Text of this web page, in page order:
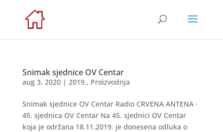
Snimak sjednice OV Centar
aug 3, 2020| 2019., Proizvodnja
Snimak sjednice OV Centar Radio CRVENA ANTENA ·
45. sjednica OV Centar Na 45. sjednici OV Centar
koja je održana 18.11.2019. je donesena odluka o